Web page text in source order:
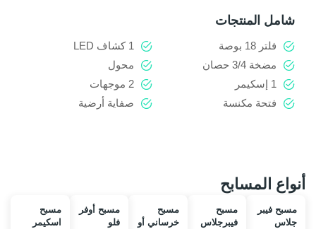
شامل المنتجات
فلتر 18 بوصة
1 كشاف LED
مضخة 3/4 حصان
محول
1 إسكيمر
2 موجهات
فتحة مكنسة
صفاية أرضية
أنواع المسابح
مسبح فيبر
جلاس
مسبح
فيبرجلاس
مسبح
خرساني أو
مسبح أوفر
فلو
مسبح
اسكيمر